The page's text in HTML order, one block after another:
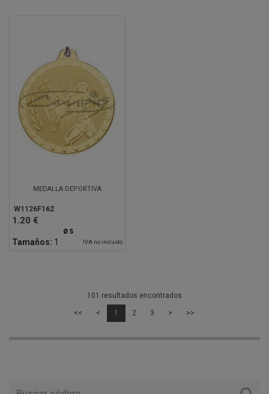
MEDALLA DEPORTIVA
W1126F162
1.20 €
Ø 5
Tamaños: 1 IVA no incluido
101 resultados encontrados
<< < 1 2 3 > >>